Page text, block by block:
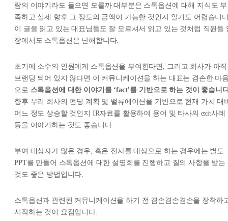
람의 이야기라도 들으면 모를까 대부분은 스톡옵션에 대해 지식도 부
족하고 실제 향후 그 정도의 금액이 가능한 것인지 알기도 어렵습니
이 글을 읽고 있는 대표님들도 잘 모르셔서 읽고 있는 것처럼 직원들
장에서도 스톡옵션은 난해합니다.
초기에 소수의 인원에게 스톡옵션을 부여한다면, 그리고 회사가 아직
브랜딩 되어 있지 않다면 이 커뮤니케이션을 하는 대표는 겸손한 마
으로 스톡옵션에 대한 이야기를 ‘fact’를 기반으로 하는 것이 좋습니
향후 우리 회사의 펀딩 계획 및 밸류에이션을 기반으로 현재 가치 대
어느 정도 상승할 것인지 IR자료를 활용하여 용어 및 타사의 exit사례
등을 이야기하는 것도 좋습니다.
부여 대상자가 많은 경우, 혹은 전사를 대상으로 하는 경우에는 별도
PPT를 만들어 스톡옵션에 대한 설명회를 진행하고 질의 사항을 받는
것도 좋은 방법입니다.
스톡옵션과 관련된 커뮤니케이션을 하기 전 겸손겸손겸손을 장착하
시작하는 것이 요점입니다.